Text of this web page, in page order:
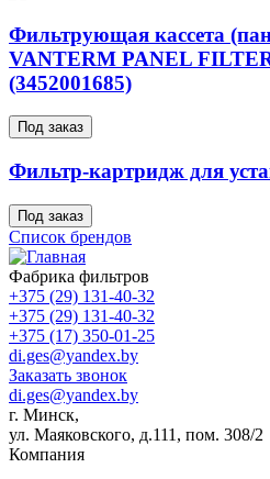
Фильтрующая кассета
VANTERM PANEL
(3452001685)
Под заказ
Фильтр-картридж для
Под заказ
Список брендов
Фабрика фильтров
+375 (29) 131-40-32
+375 (29) 131-40-32
+375 (17) 350-01-25
di.ges@yandex.by
Заказать звонок
di.ges@yandex.by
г. Минск,
ул. Маяковского, д.111, пом. 308/2
Компания